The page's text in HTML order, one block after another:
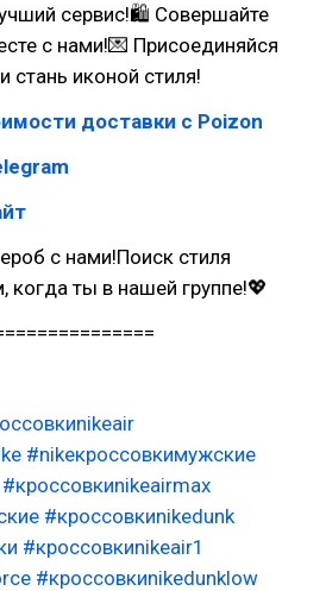
сервис!🛍 Совершайте
с нами!💌 Присоединяйся
стань иконой стиля!
доставки с Poizon
с нами!Поиск стиля
когда ты в нашей группе!💖
#nikeкроссовкимужские
#кроссовкиnikeairmax
#кроссовкиnikedunk
#кроссовкиnikeair1
#кроссовкиnikedunklow